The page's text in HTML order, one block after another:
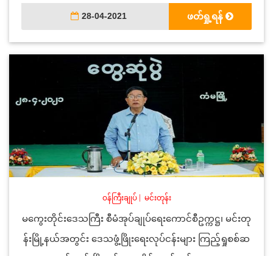
28-04-2021 ဖတ်ရှု့ရန်
ဝန်ကြီးချုပ်| မင်းတုန်း
မကွေးတိုင်းဒေသကြီး စီမံအုပ်ချုပ်ရေးကောင်စီဥက္ကဋ္ဌ၊ မင်းတု
န်းမြို့နယ်အတွင်း ဒေသဖွံ့ဖြိုးရေးလုပ်ငန်းများ ကြည့်ရှုစစ်ဆ